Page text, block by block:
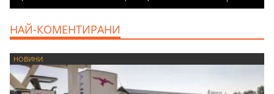
НАЙ-КОМЕНТИРАНИ
НОВИНИ